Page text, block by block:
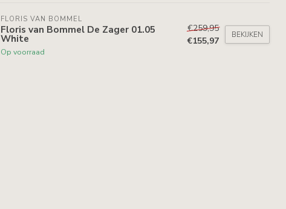
FLORIS VAN BOMMEL
Floris van Bommel De Zager 01.05
White
Op voorraad
€259,95
€155,97
BEKIJKEN